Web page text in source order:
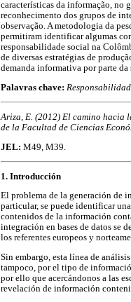
características da informação, no
reconhecimento dos grupos de
observação. A metodologia da
permitiram identificar algumas
responsabilidade social na
de diversas estratégias de
demanda informativa por parte
Palavras chave:
Ariza, E. (2012) El camino hacia
de la Facultad de Ciencias
JEL: M49, M39.
1. Introducción
El problema de la generación de
particular, se puede identificar
contenidos de la información
integración en bases de datos se
los referentes europeos y
Sin embargo, esta línea de
tampoco, por el tipo de
por ello que acercándonos a las
revelación de información